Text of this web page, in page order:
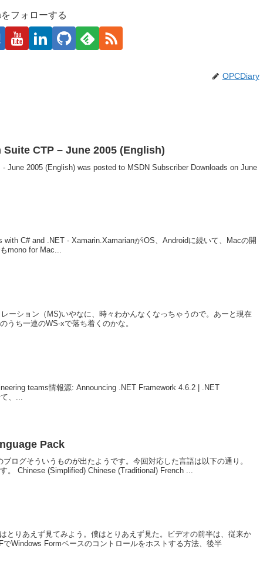
フォローする
OPCDiary
CTP – June 2005 (English)
June 2005 (English) was posted to MSDN Subscriber Downloads on June
C# and .NET - Xamarin.XamarianがiOS、Androidに続いて、Macの開
mono for Mac...
ーション（MS)いやなに、時々わかんなくなっちゃうので。あーと現在
うち一連のWS-xで落ち着くのかな。
teams情報源: Announcing .NET Framework 4.6.2 | .NET
、...
Pack
ログそういうものが出たようです。今回対応した言語は以下の通り。
。 Chinese (Simplified) Chinese (Traditional) French ...
とりあえず見てみよう。僕はとりあえず見た。ビデオの前半は、従来か
Windows Formベースのコントロールをホストする方法、後半